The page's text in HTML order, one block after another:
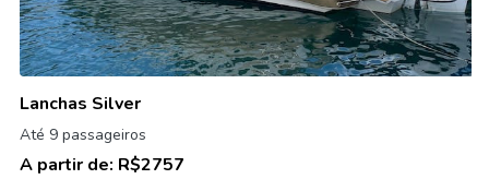
Lanchas Silver
Até 9 passageiros
A partir de: R$2757